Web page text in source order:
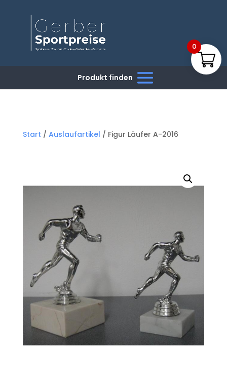
Start / Auslaufartikel / Figur Läufer A-2016
0